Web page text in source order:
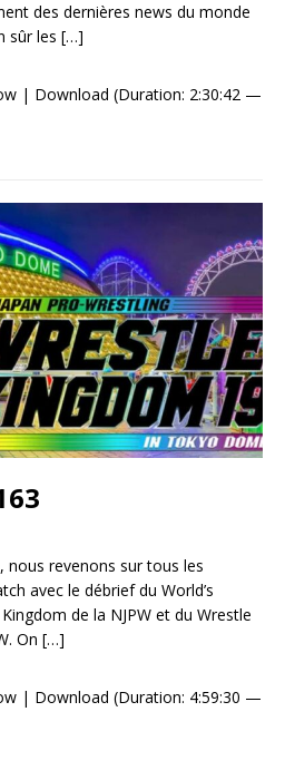
des dernières news du monde
sûr les […]
| Download (Duration: 2:30:42 —
nous revenons sur tous les
avec le débrief du World’s
de la NJPW et du Wrestle
On […]
| Download (Duration: 4:59:30 —